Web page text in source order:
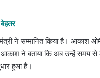
ने सम्मानित किया है। आकाश
ने बताया कि अब उन्हें समय से
हुआ है।